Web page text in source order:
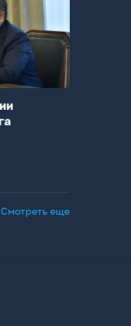
Смотреть еще